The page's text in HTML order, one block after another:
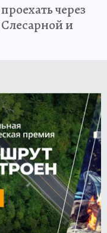
через
и